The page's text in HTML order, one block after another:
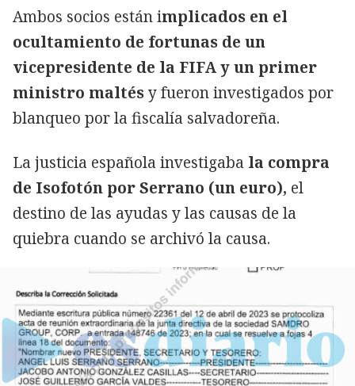
Ambos socios están implicados en el
ocultamiento de fortunas de un
vicepresidente de la FIFA y un primer
ministro maltésy fueron investigados por
blanqueo por la fiscalía salvadoreña.
La justicia española investigaba la compra
de Isofotón por Serrano (un euro), el
destino de las ayudas y las causas de la
quiebra cuando se archivó la causa.